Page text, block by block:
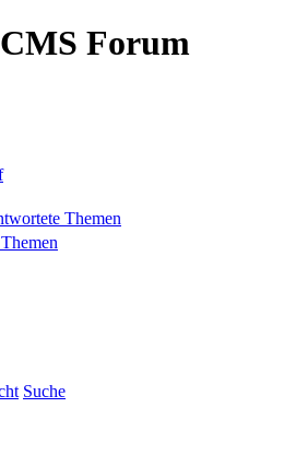
Forum
Themen
Suche